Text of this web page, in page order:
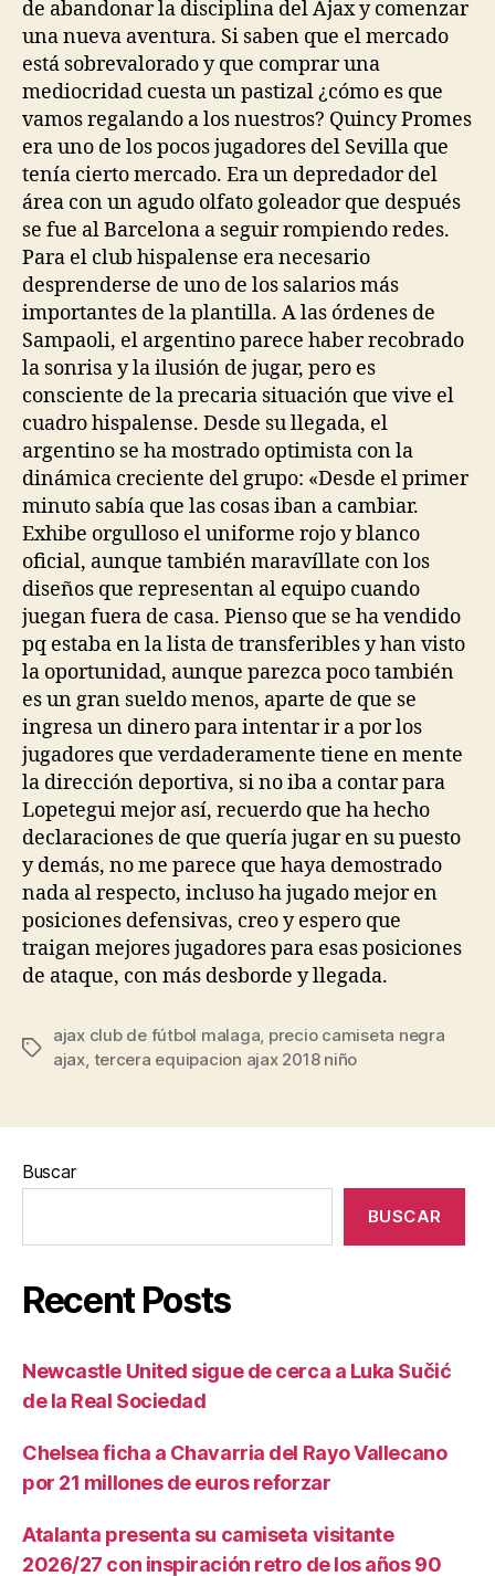
de abandonar la disciplina del Ajax y comenzar
una nueva aventura. Si saben que el mercado
está sobrevalorado y que comprar una
mediocridad cuesta un pastizal ¿cómo es que
vamos regalando a los nuestros? Quincy Promes
era uno de los pocos jugadores del Sevilla que
tenía cierto mercado. Era un depredador del
área con un agudo olfato goleador que después
se fue al Barcelona a seguir rompiendo redes.
Para el club hispalense era necesario
desprenderse de uno de los salarios más
importantes de la plantilla. A las órdenes de
Sampaoli, el argentino parece haber recobrado
la sonrisa y la ilusión de jugar, pero es
consciente de la precaria situación que vive el
cuadro hispalense. Desde su llegada, el
argentino se ha mostrado optimista con la
dinámica creciente del grupo: «Desde el primer
minuto sabía que las cosas iban a cambiar.
Exhibe orgulloso el uniforme rojo y blanco
oficial, aunque también maravíllate con los
diseños que representan al equipo cuando
juegan fuera de casa. Pienso que se ha vendido
pq estaba en la lista de transferibles y han visto
la oportunidad, aunque parezca poco también
es un gran sueldo menos, aparte de que se
ingresa un dinero para intentar ir a por los
jugadores que verdaderamente tiene en mente
la dirección deportiva, si no iba a contar para
Lopetegui mejor así, recuerdo que ha hecho
declaraciones de que quería jugar en su puesto
y demás, no me parece que haya demostrado
nada al respecto, incluso ha jugado mejor en
posiciones defensivas, creo y espero que
traigan mejores jugadores para esas posiciones
de ataque, con más desborde y llegada.
Etiquetas
ajax club de fútbol malaga, precio camiseta negra
ajax, tercera equipacion ajax 2018 niño
Buscar
BUSCAR
Recent Posts
Newcastle United sigue de cerca a Luka Sučić
de la Real Sociedad
Chelsea ficha a Chavarria del Rayo Vallecano
por 21 millones de euros reforzar
Atalanta presenta su camiseta visitante
2026/27 con inspiración retro de los años 90